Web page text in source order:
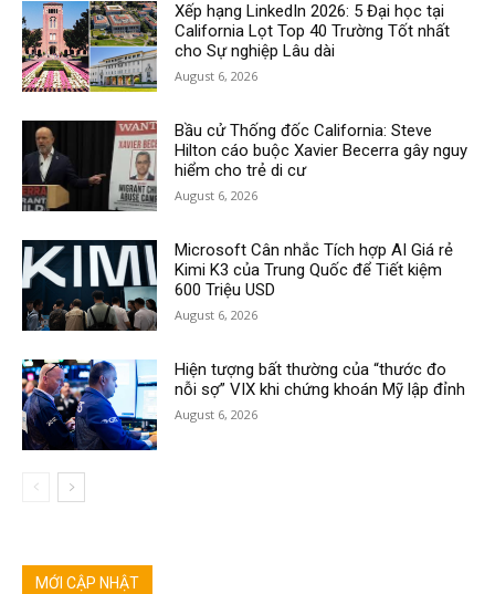
Xếp hạng LinkedIn 2026: 5 Đại học tại
California Lọt Top 40 Trường Tốt nhất
cho Sự nghiệp Lâu dài
August 6, 2026
Bầu cử Thống đốc California: Steve
Hilton cáo buộc Xavier Becerra gây nguy
hiểm cho trẻ di cư
August 6, 2026
Microsoft Cân nhắc Tích hợp AI Giá rẻ
Kimi K3 của Trung Quốc để Tiết kiệm
600 Triệu USD
August 6, 2026
Hiện tượng bất thường của “thước đo
nỗi sợ” VIX khi chứng khoán Mỹ lập đỉnh
August 6, 2026
MỚI CẬP NHẬT